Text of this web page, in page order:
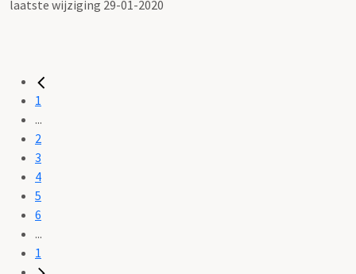
laatste wijziging 29-01-2020
1
...
2
3
4
5
6
...
1